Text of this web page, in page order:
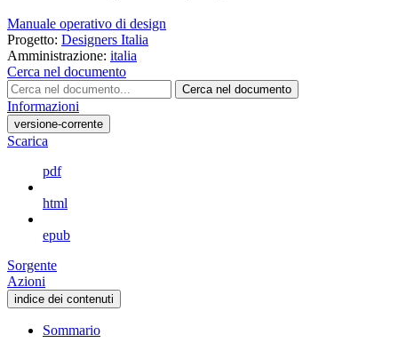
Manuale operativo di design
Progetto: Designers Italia
Amministrazione: italia
Cerca nel documento
Cerca nel documento
Informazioni
versione-corrente
Scarica
pdf
html
epub
Sorgente
Azioni
indice dei contenuti
Sommario